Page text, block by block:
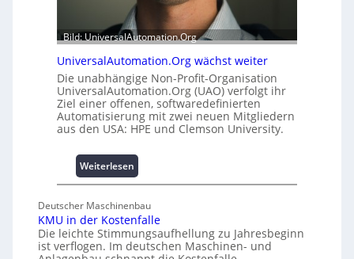
b
a
u
e
m
m
n
i
s
e
s
c
h
a
f
0
u
n
d
4
0
A
Bild: UniversalAutomation.Org
UniversalAutomation.Org wächst weiter
Die unabhängige Non-Profit-Organisation
UniversalAutomation.Org (UAO) verfolgt ihr
Ziel einer offenen, softwaredefinierten
Automatisierung mit zwei neuen Mitgliedern
aus den USA: HPE und Clemson University.
Weiterlesen:
U
i
v
e
r
Deutscher Maschinenbau
KMU in der Kostenfalle
Die leichte Stimmungsaufhellung zu Jahresbeginn
ist verflogen. Im deutschen Maschinen- und